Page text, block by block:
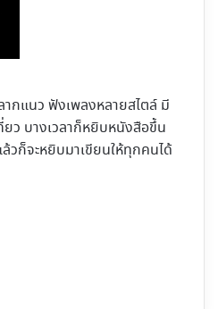
กแนว ฟังเพลงหลายสไตล์ มี
ยว บางเวลาก็หยิบหนังสือขึ้น
วก็จะหยิบมาเขียนให้ทุกคนได้